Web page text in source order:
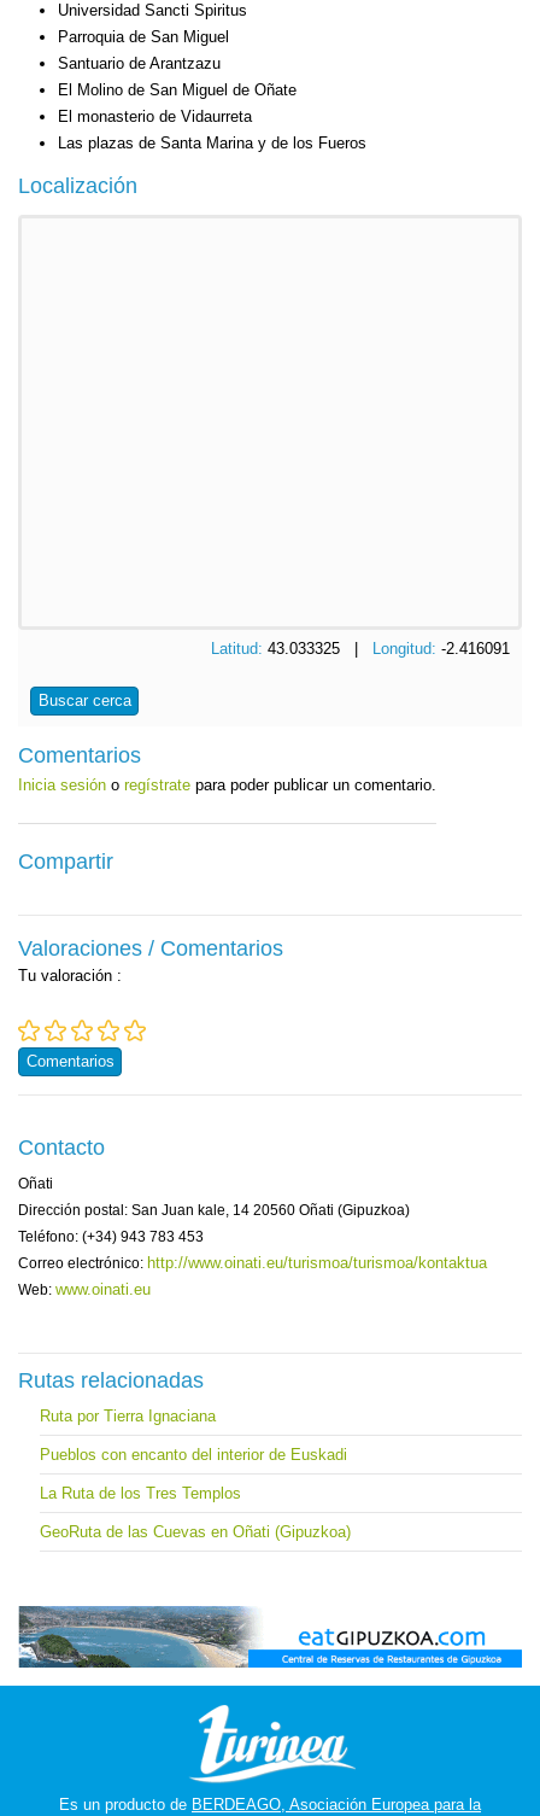
Universidad Sancti Spiritus
Parroquia de San Miguel
Santuario de Arantzazu
El Molino de San Miguel de Oñate
El monasterio de Vidaurreta
Las plazas de Santa Marina y de los Fueros
Localización
Latitud: 43.033325 | Longitud: -2.416091
Buscar cerca
Comentarios
Inicia sesión o regístrate para poder publicar un comentario.
Compartir
Valoraciones / Comentarios
Tu valoración :
Comentarios
Contacto
Oñati
Dirección postal: San Juan kale, 14 20560 Oñati (Gipuzkoa)
Teléfono: (+34) 943 783 453
Correo electrónico: http://www.oinati.eu/turismoa/turismoa/kontaktua
Web: www.oinati.eu
Rutas relacionadas
Ruta por Tierra Ignaciana
Pueblos con encanto del interior de Euskadi
La Ruta de los Tres Templos
GeoRuta de las Cuevas en Oñati (Gipuzkoa)
Es un producto de BERDEAGO, Asociación Europea para la